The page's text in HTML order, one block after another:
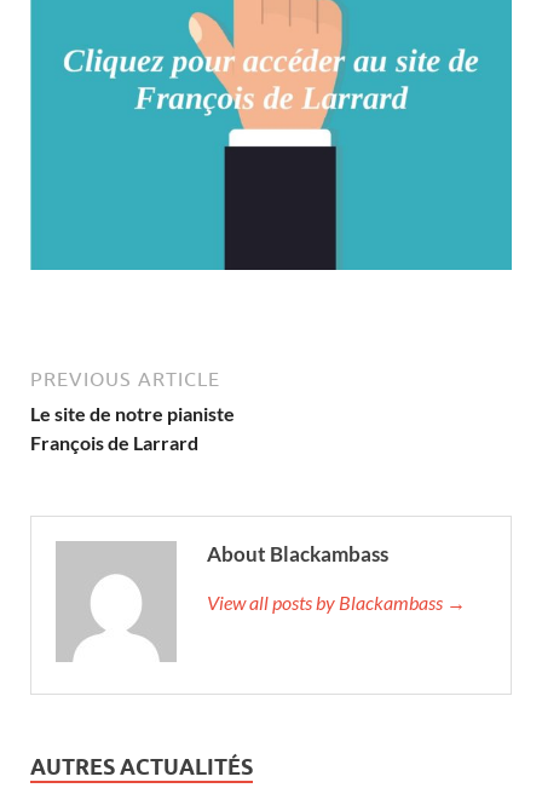
PREVIOUS ARTICLE
Le site de notre pianiste
François de Larrard
About Blackambass
View all posts by Blackambass →
AUTRES ACTUALITÉS